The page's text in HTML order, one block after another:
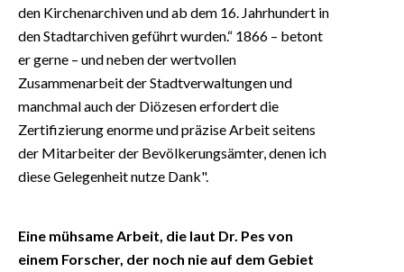
den Kirchenarchiven und ab dem 16. Jahrhundert in
den Stadtarchiven geführt wurden.“ 1866 – betont
er gerne – und neben der wertvollen
Zusammenarbeit der Stadtverwaltungen und
manchmal auch der Diözesen erfordert die
Zertifizierung enorme und präzise Arbeit seitens
der Mitarbeiter der Bevölkerungsämter, denen ich
diese Gelegenheit nutze Dank".
Eine mühsame Arbeit, die laut Dr. Pes von
einem Forscher, der noch nie auf dem Gebiet